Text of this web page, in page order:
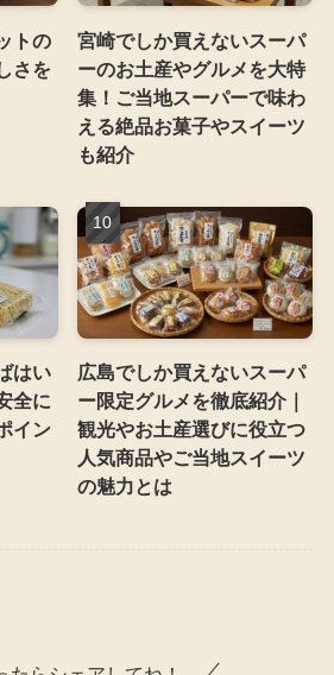
トの
さを
宮崎でしか買えないスーパ
ーのお土産やグルメを大特
集！ご当地スーパーで味わ
える絶品お菓子やスイーツ
も紹介
はい
全に
イン
広島でしか買えないスーパ
ー限定グルメを徹底紹介｜
観光やお土産選びに役立つ
人気商品やご当地スイーツ
の魅力とは